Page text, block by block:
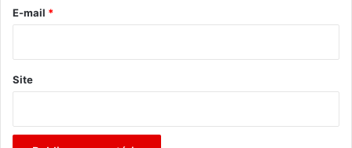
*
E-mail *
Site